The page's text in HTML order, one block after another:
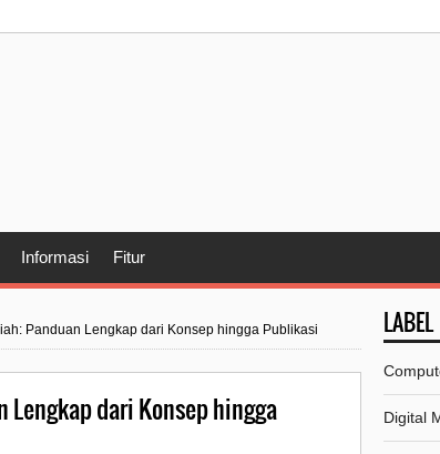
Informasi Fitur
Panduan Lengkap dari Konsep hingga Publikasi
dari Konsep hingga
LABEL
Digital